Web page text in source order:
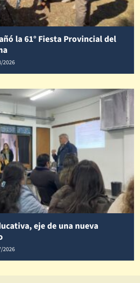
la 61° Fiesta Provincial del
2026
eje de una nueva
2026